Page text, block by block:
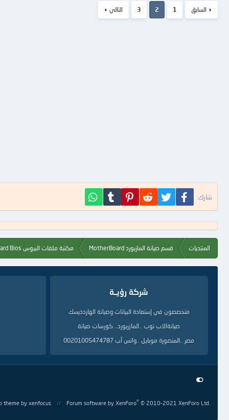
السابق 1
2
3 التالي
شارك: فيسبوك تويتر Reddit
Pinterest
Tumblr
المنتديات قسم صيانة المازبورد MotherBoard مكتبة ملفات البيوس Motherboard Bios
شركة رؤيــة
متخصصون في إستعادة البيانات وصيانة الهاردديسك
صيانةالاب توب ..المازربورد.. كورسات صيانة
مصر ..المنصورة موبايل ..واتس آب 00201005474787
Forum software by XenForo® © 2010-2021 XenForo Ltd.
theme by xenfocus